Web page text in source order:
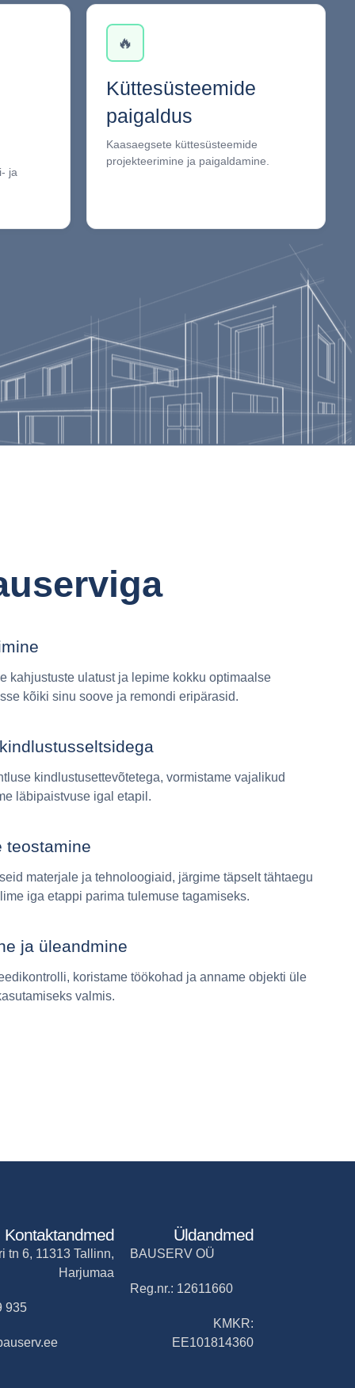
ja
🔥
Küttesüsteemide
paigaldus
Kaasaegsete küttesüsteemide
projekteerimine ja paigaldamine.
kahjustuste ulatust ja lepime kokku optimaalse
kõiki sinu soove ja remondi eripärasid.
kindlustusettevõtetega, vormistame vajalikud
läbipaistvuse igal etapil.
teostamine
materjale ja tehnoloogiaid, järgime täpselt tähtaegu
iga etappi parima tulemuse tagamiseks.
ja üleandmine
koristame töökohad ja anname objekti üle
valmis.
Kontaktandmed
tn 6, 11313 Tallinn,
Harjumaa
935
Üldandmed
BAUSERV OÜ
Reg.nr.: 12611660
KMKR:
EE101814360